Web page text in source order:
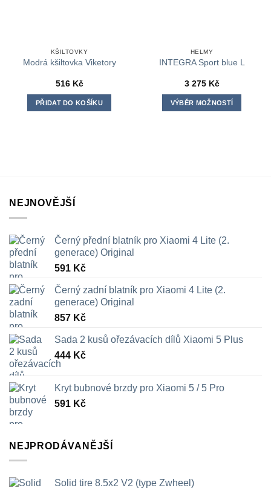
KŠILTOVKY
Modrá kšiltovka Viketory
516 Kč
PŘIDAT DO KOŠÍKU
HELMY
INTEGRA Sport blue L
3 275 Kč
VÝBĚR MOŽNOSTÍ
produktu
NEJNOVĚJŠÍ
Černý přední blatník pro Xiaomi 4 Lite (2.
generace) Original
591 Kč
Černý zadní blatník pro Xiaomi 4 Lite (2.
generace) Original
857 Kč
Sada 2 kusů ořezávacích dílů Xiaomi 5 Plus
444 Kč
Kryt bubnové brzdy pro Xiaomi 5 / 5 Pro
591 Kč
NEJPRODÁVANĚJŠÍ
Solid tire 8.5x2 V2 (type Zwheel)